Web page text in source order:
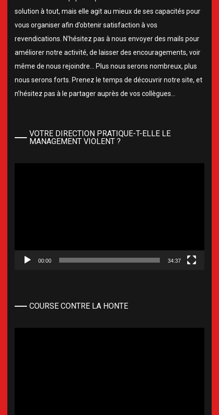
solution à tout, mais elle agit au mieux de ses capacités pour
vous organiser afin d’obtenir satisfaction à vos
revendications. N’hésitez pas à nous envoyer des mails pour
améliorer notre activité, de laisser des encouragements, voir
même de nous rejoindre… Plus nous serons nombreux, plus
nous serons forts. Prenez le temps de découvrir notre site, et
n’hésitez pas à le partager auprès de vos collègues…
VOTRE DIRECTION PRATIQUE-T-ELLE LE
MANAGEMENT VIOLENT ?
00:00 34:37
COURSE CONTRE LA HONTE